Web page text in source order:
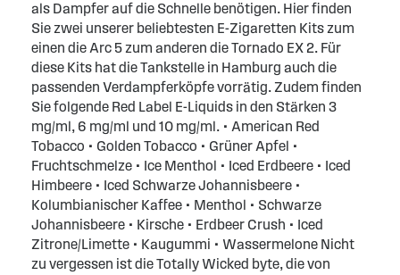
als Dampfer auf die Schnelle benötigen. Hier finden
Sie zwei unserer beliebtesten E-Zigaretten Kits zum
einen die Arc 5 zum anderen die Tornado EX 2. Für
diese Kits hat die Tankstelle in Hamburg auch die
passenden Verdampferköpfe vorrätig. Zudem finden
Sie folgende Red Label E-Liquids in den Stärken 3
mg/ml, 6 mg/ml und 10 mg/ml. • American Red
Tobacco • Golden Tobacco • Grüner Apfel •
Fruchtschmelze • Ice Menthol • Iced Erdbeere • Iced
Himbeere • Iced Schwarze Johannisbeere •
Kolumbianischer Kaffee • Menthol • Schwarze
Johannisbeere • Kirsche • Erdbeer Crush • Iced
Zitrone/Limette • Kaugummi • Wassermelone Nicht
zu vergessen ist die Totally Wicked byte, die von